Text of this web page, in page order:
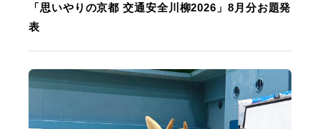
「思いやりの京都 交通安全川柳2026」8月分お題発
表